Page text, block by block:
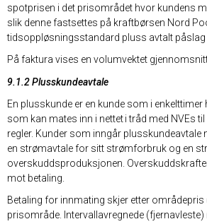
spotprisen i det prisområdet hvor kundens
slik denne fastsettes på kraftbørsen Nord
tidsoppløsningsstandard pluss avtalt påslag
På faktura vises en volumvektet
9.1.2 Plusskundeavtale
En plusskunde er en kunde som i
som kan mates inn i nettet i tråd med NVEs
regler. Kunder som inngår plusskundeavtale
en strømavtale for sitt strømforbruk og en
overskuddsproduksjonen.
mot betaling.
Betaling for innmating skjer etter
prisområde. Intervallavregnede